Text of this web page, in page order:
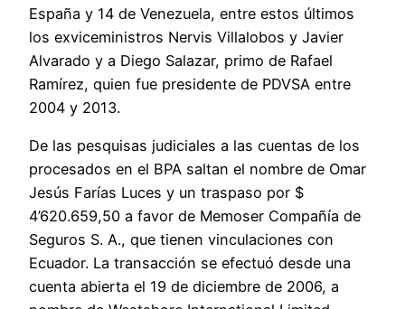
España y 14 de Venezuela, entre estos últimos
los exviceministros Nervis Villalobos y Javier
Alvarado y a Diego Salazar, primo de Rafael
Ramírez, quien fue presidente de PDVSA entre
2004 y 2013.
De las pesquisas judiciales a las cuentas de los
procesados en el BPA saltan el nombre de Omar
Jesús Farías Luces y un traspaso por $
4’620.659,50 a favor de Memoser Compañía de
Seguros S. A., que tienen vinculaciones con
Ecuador. La transacción se efectuó desde una
cuenta abierta el 19 de diciembre de 2006, a